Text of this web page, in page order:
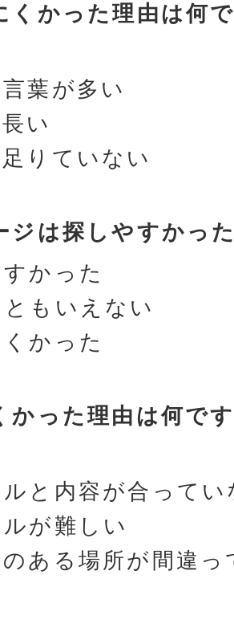
くかった理由は何
葉が多い
い
りていない
ジは探しやすかっ
かった
もいえない
かった
かった理由は何で
と内容が合ってい
が難しい
ある場所が間違っ